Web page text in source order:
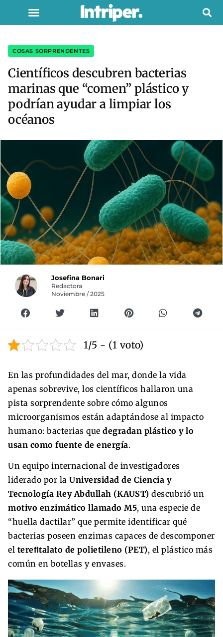
COSAS SORPRENDENTES
Científicos descubren bacterias
marinas que “comen” plástico y
podrían ayudar a limpiar los
océanos
Josefina Bonari
Redactora
Noviembre / 2025
1/5 - (1 voto)
En las profundidades del mar, donde la vida
apenas sobrevive, los científicos hallaron una
pista sorprendente sobre cómo algunos
microorganismos están adaptándose al impacto
humano: bacterias que degradan plástico y lo
usan como fuente de energía.
Un equipo internacional de investigadores
liderado por la Universidad de Ciencia y
Tecnología Rey Abdullah (KAUST) descubrió un
motivo enzimático llamado M5, una especie de
“huella dactilar” que permite identificar qué
bacterias poseen enzimas capaces de descomponer
el tereﬂtalato de polietileno (PET), el plástico más
común en botellas y envases.